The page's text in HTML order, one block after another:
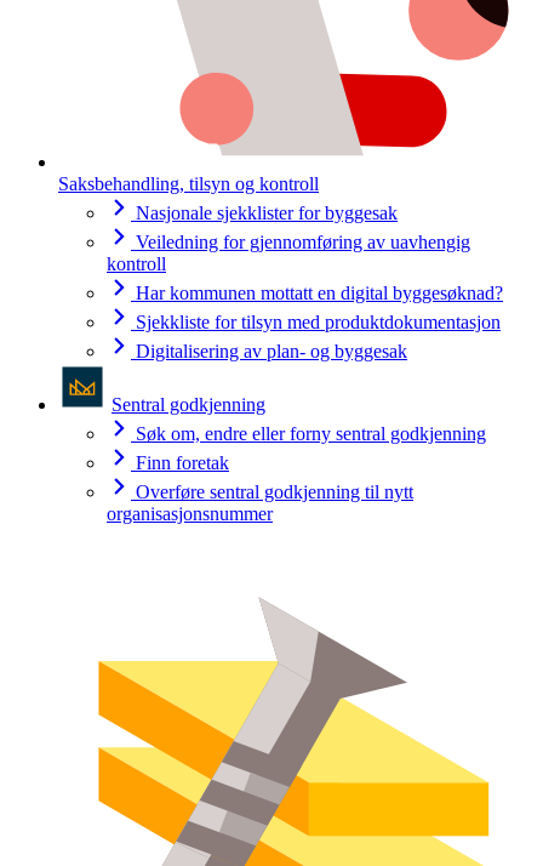
Saksbehandling, tilsyn og kontroll
Nasjonale sjekklister for byggesak
Veiledning for gjennomføring av uavhengig
kontroll
Har kommunen mottatt en digital byggesøknad?
Sjekkliste for tilsyn med produktdokumentasjon
Digitalisering av plan- og byggesak
Sentral godkjenning
Søk om, endre eller forny sentral godkjenning
Finn foretak
Overføre sentral godkjenning til nytt
organisasjonsnummer